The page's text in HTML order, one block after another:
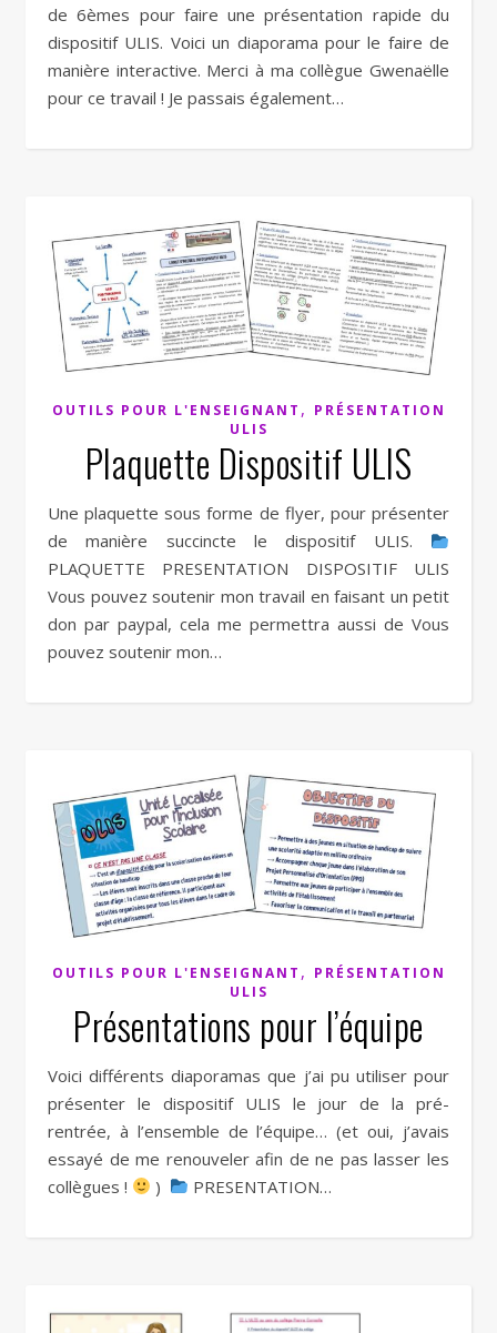
de 6èmes pour faire une présentation rapide du
dispositif ULIS. Voici un diaporama pour le faire de
manière interactive. Merci à ma collègue Gwenaëlle
pour ce travail ! Je passais également…
OUTILS POUR L'ENSEIGNANT , PRÉSENTATION
ULIS
Plaquette Dispositif ULIS
Une plaquette sous forme de flyer, pour présenter
de manière succincte le dispositif ULIS.
PLAQUETTE PRESENTATION DISPOSITIF ULIS
Vous pouvez soutenir mon travail en faisant un petit
don par paypal, cela me permettra aussi de Vous
pouvez soutenir mon…
OUTILS POUR L'ENSEIGNANT , PRÉSENTATION
ULIS
Présentations pour l’équipe
Voici différents diaporamas que j’ai pu utiliser pour
présenter le dispositif ULIS le jour de la pré-
rentrée, à l’ensemble de l’équipe… (et oui, j’avais
essayé de me renouveler afin de ne pas lasser les
collègues !
) PRESENTATION…